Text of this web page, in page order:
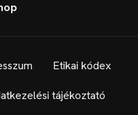
Etikai kódex
tájékoztató